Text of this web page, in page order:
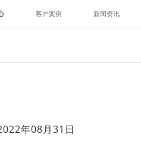
客户案例 新闻资讯
年08月31日